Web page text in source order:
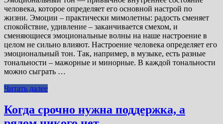
человека, которое определяет его основной настрой по
жизни. Эмоции – практически мимолетны: радость сменяет
спокойствие, удивление – заканчивается смехом, и
сменяющиеся эмоциональные волны на наше настроение в
целом не сильно влияют. Настроение человека определяет его
эмоциональный тон. Так, например, в музыке, есть разные
тональности – мажорные и минорные. В каждой тональности
можно сыграть …
Читать далее
Когда срочно нужна поддержка, а